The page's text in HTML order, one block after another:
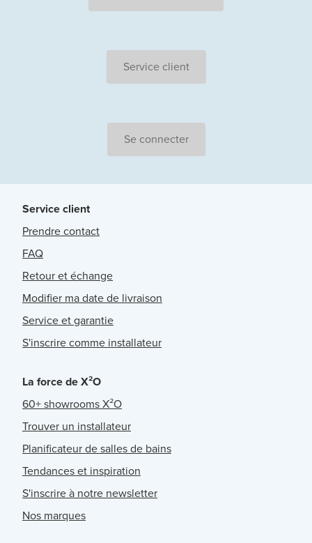
Service client
Se connecter
Service client
Prendre contact
FAQ
Retour et échange
Modifier ma date de livraison
Service et garantie
S'inscrire comme installateur
La force de X²O
60+ showrooms X²O
Trouver un installateur
Planificateur de salles de bains
Tendances et inspiration
S'inscrire à notre newsletter
Nos marques